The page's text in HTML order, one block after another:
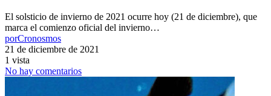
El solsticio de invierno de 2021 ocurre hoy (21 de diciembre), que
marca el comienzo oficial del invierno…
porCronosmos
21 de diciembre de 2021
1 vista
No hay comentarios